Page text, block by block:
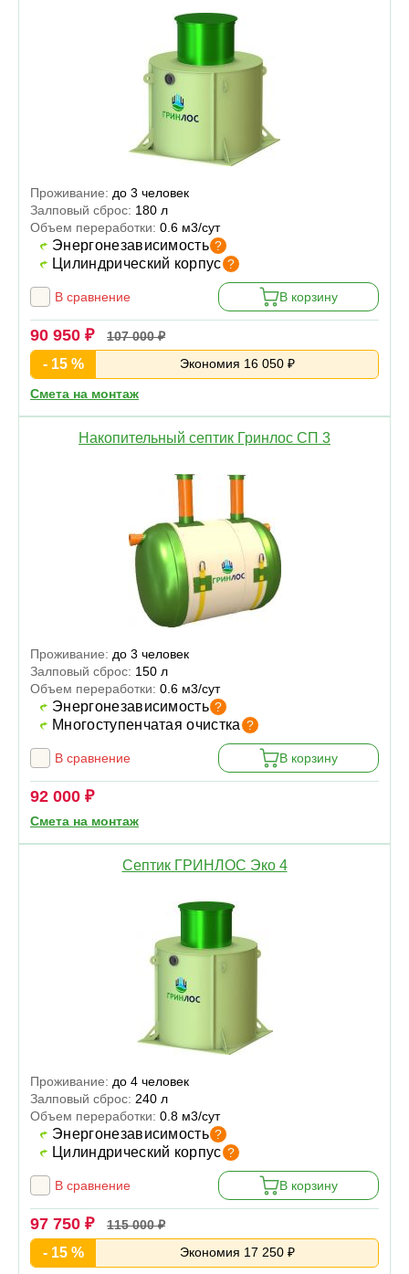
Проживание: до 3 человек
Залповый сброс: 180 л
Объем переработки: 0.6 м3/сут
Энергонезависимость ?
Цилиндрический корпус ?
В сравнение В корзину
90 950 ₽ 107 000 ₽
- 15 % Экономия 16 050 ₽
Смета на монтаж
Накопительный септик Гринлос СП 3
Проживание: до 3 человек
Залповый сброс: 150 л
Объем переработки: 0.6 м3/сут
Энергонезависимость ?
Многоступенчатая очистка ?
В сравнение В корзину
92 000 ₽
Смета на монтаж
Септик ГРИНЛОС Эко 4
Проживание: до 4 человек
Залповый сброс: 240 л
Объем переработки: 0.8 м3/сут
Энергонезависимость ?
Цилиндрический корпус ?
В сравнение В корзину
97 750 ₽ 115 000 ₽
- 15 % Экономия 17 250 ₽